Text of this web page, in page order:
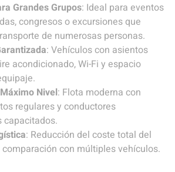
Grandes Grupos: Ideal para eventos
congresos o excursiones que
de numerosas personas.
: Vehículos con asientos
acondicionado, Wi-Fi y espacio
Nivel: Flota moderna con
regulares y conductores
capacitados.
: Reducción del coste total del
con múltiples vehículos.